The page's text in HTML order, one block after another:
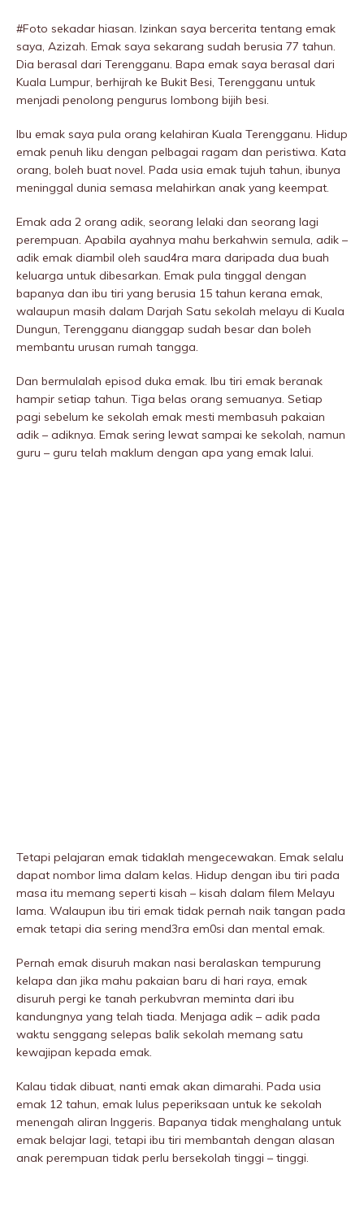
#Foto sekadar hiasan. Izinkan saya bercerita tentang emak
saya, Azizah. Emak saya sekarang sudah berusia 77 tahun.
Dia berasal dari Terengganu. Bapa emak saya berasal dari
Kuala Lumpur, berhijrah ke Bukit Besi, Terengganu untuk
menjadi penolong pengurus lombong bijih besi.
Ibu emak saya pula orang kelahiran Kuala Terengganu. Hidup
emak penuh liku dengan pelbagai ragam dan peristiwa. Kata
orang, boleh buat novel. Pada usia emak tujuh tahun, ibunya
meninggaI dunia semasa melahirkan anak yang keempat.
Emak ada 2 orang adik, seorang lelaki dan seorang lagi
perempuan. Apabila ayahnya mahu berkahwin semula, adik –
adik emak diambil oleh saud4ra mara daripada dua buah
keluarga untuk dibesarkan. Emak pula tinggal dengan
bapanya dan ibu tiri yang berusia 15 tahun kerana emak,
walaupun masih dalam Darjah Satu sekolah melayu di Kuala
Dungun, Terengganu dianggap sudah besar dan boleh
membantu urusan rumah tangga.
Dan bermulalah episod duka emak. Ibu tiri emak beranak
hampir setiap tahun. Tiga belas orang semuanya. Setiap
pagi sebelum ke sekolah emak mesti membasuh pakaian
adik – adiknya. Emak sering lewat sampai ke sekolah, namun
guru – guru telah maklum dengan apa yang emak lalui.
Tetapi pelajaran emak tidaklah mengecewakan. Emak selalu
dapat nombor lima dalam kelas. Hidup dengan ibu tiri pada
masa itu memang seperti kisah – kisah dalam filem Melayu
lama. Walaupun ibu tiri emak tidak pernah naik tangan pada
emak tetapi dia sering mend3ra em0si dan mentaI emak.
Pernah emak disuruh makan nasi beralaskan tempurung
kelapa dan jika mahu pakaian baru di hari raya, emak
disuruh pergi ke tanah perkubvran meminta dari ibu
kandungnya yang telah tiada. Menjaga adik – adik pada
waktu senggang selepas balik sekolah memang satu
kewajipan kepada emak.
Kalau tidak dibuat, nanti emak akan dimarahi. Pada usia
emak 12 tahun, emak lulus peperiksaan untuk ke sekolah
menengah aliran Inggeris. Bapanya tidak menghalang untuk
emak belajar lagi, tetapi ibu tiri membantah dengan alasan
anak perempuan tidak perlu bersekolah tinggi – tinggi.